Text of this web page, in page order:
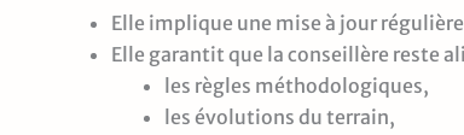
Elle implique une mise à jour
Elle garantit que la conseillère reste
les règles méthodologiques,
les évolutions du terrain,